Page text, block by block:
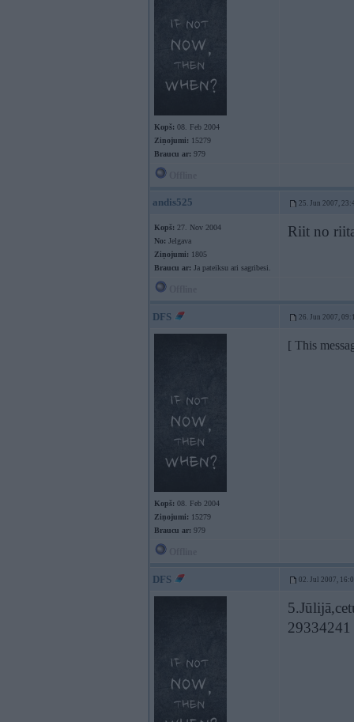
Kopš: 08. Feb 2004
Ziņojumi: 15279
Braucu ar: 979
andis525 25. Jun 2007,
Kopš: 27. Nov 2004
No: Jelgava
Ziņojumi: 1805
Braucu ar: Ja pateiksu ari sagribesi.
Riit no
DFS 26. Jun 2007,
Kopš: 08. Feb 2004
Ziņojumi: 15279
Braucu ar: 979
[ This
DFS 02. Jul 2007,
29334241